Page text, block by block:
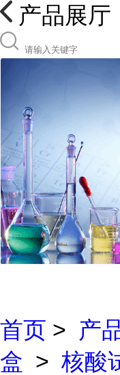
产品展厅
首页 > 产
盒 > 核酸